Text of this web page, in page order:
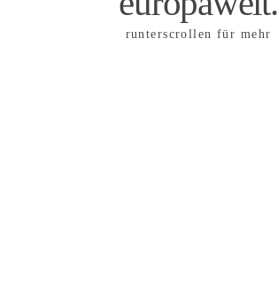
runterscrollen für mehr